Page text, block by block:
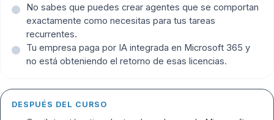
No sabes que puedes crear agentes que se comportan
exactamente como necesitas para tus tareas
recurrentes.
Tu empresa paga por IA integrada en Microsoft 365 y
no está obteniendo el retorno de esas licencias.
DESPUÉS DEL CURSO